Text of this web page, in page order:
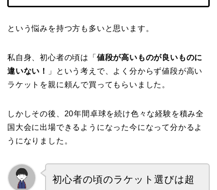
という悩みを持つ方も多いと思います。
私自身、初心者の頃は「 値段が高いものが良いものに
違いない！
」という考えで、よく分からず値段が高い
ラケットを親に頼んで買ってもらいました。
しかしその後、20年間卓球を続け色々な経験を積み全
国大会に出場できるようになった今になって分かるよ
うになりました。
初心者の頃のラケット選びは超